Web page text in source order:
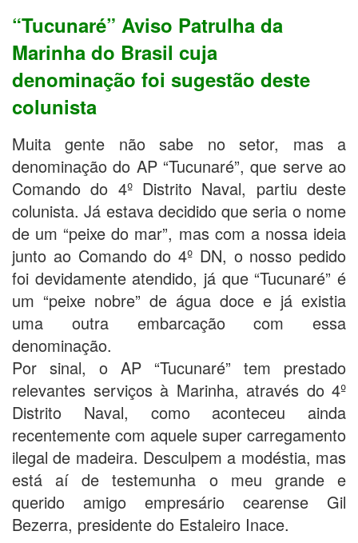
“Tucunaré” Aviso Patrulha da
Marinha do Brasil cuja
denominação foi sugestão deste
colunista
Muita gente não sabe no setor, mas a
denominação do AP “Tucunaré”, que serve ao
Comando do 4º Distrito Naval, partiu deste
colunista. Já estava decidido que seria o nome
de um “peixe do mar”, mas com a nossa ideia
junto ao Comando do 4º DN, o nosso pedido
foi devidamente atendido, já que “Tucunaré” é
um “peixe nobre” de água doce e já existia
uma outra embarcação com essa
denominação.
Por sinal, o AP “Tucunaré” tem prestado
relevantes serviços à Marinha, através do 4º
Distrito Naval, como aconteceu ainda
recentemente com aquele super carregamento
ilegal de madeira. Desculpem a modéstia, mas
está aí de testemunha o meu grande e
querido amigo empresário cearense Gil
Bezerra, presidente do Estaleiro Inace.